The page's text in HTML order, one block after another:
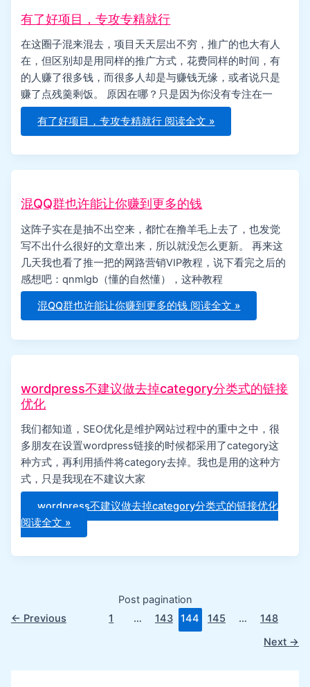
有了好项目，专攻专精就行
在这圈子混来混去，项目天天层出不穷，推广的也大有人
在，但区别却是用同样的推广方式，花费同样的时间，有
的人赚了很多钱，而很多人却是与赚钱无缘，或者说只是
赚了点残羹剩饭。 原因在哪？只是因为你没有专注在一
有了好项目，专攻专精就行 阅读全文 »
混QQ群也许能让你赚到更多的钱
这阵子实在是抽不出空来，都忙在撸羊毛上去了，也发觉
写不出什么很好的文章出来，所以就没怎么更新。 再来这
几天我也看了推一把的网路营销VIP教程，说下看完之后的
感想吧：qnmlgb（懂的自然懂），这种教程
混QQ群也许能让你赚到更多的钱 阅读全文 »
wordpress不建议做去掉category分类式的链接
优化
我们都知道，SEO优化是维护网站过程中的重中之中，很
多朋友在设置wordpress链接的时候都采用了category这
种方式，再利用插件将category去掉。我也是用的这种方
式，只是我现在不建议大家
wordpress不建议做去掉category分类式的链接优化
阅读全文 »
Post pagination
← Previous 1 … 143 144 145 …
148
Next →